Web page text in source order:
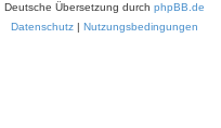
Deutsche Übersetzung durch phpBB.de
Datenschutz | Nutzungsbedingungen